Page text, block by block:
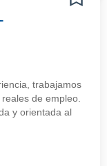
trabajamos
de empleo.
y orientada al